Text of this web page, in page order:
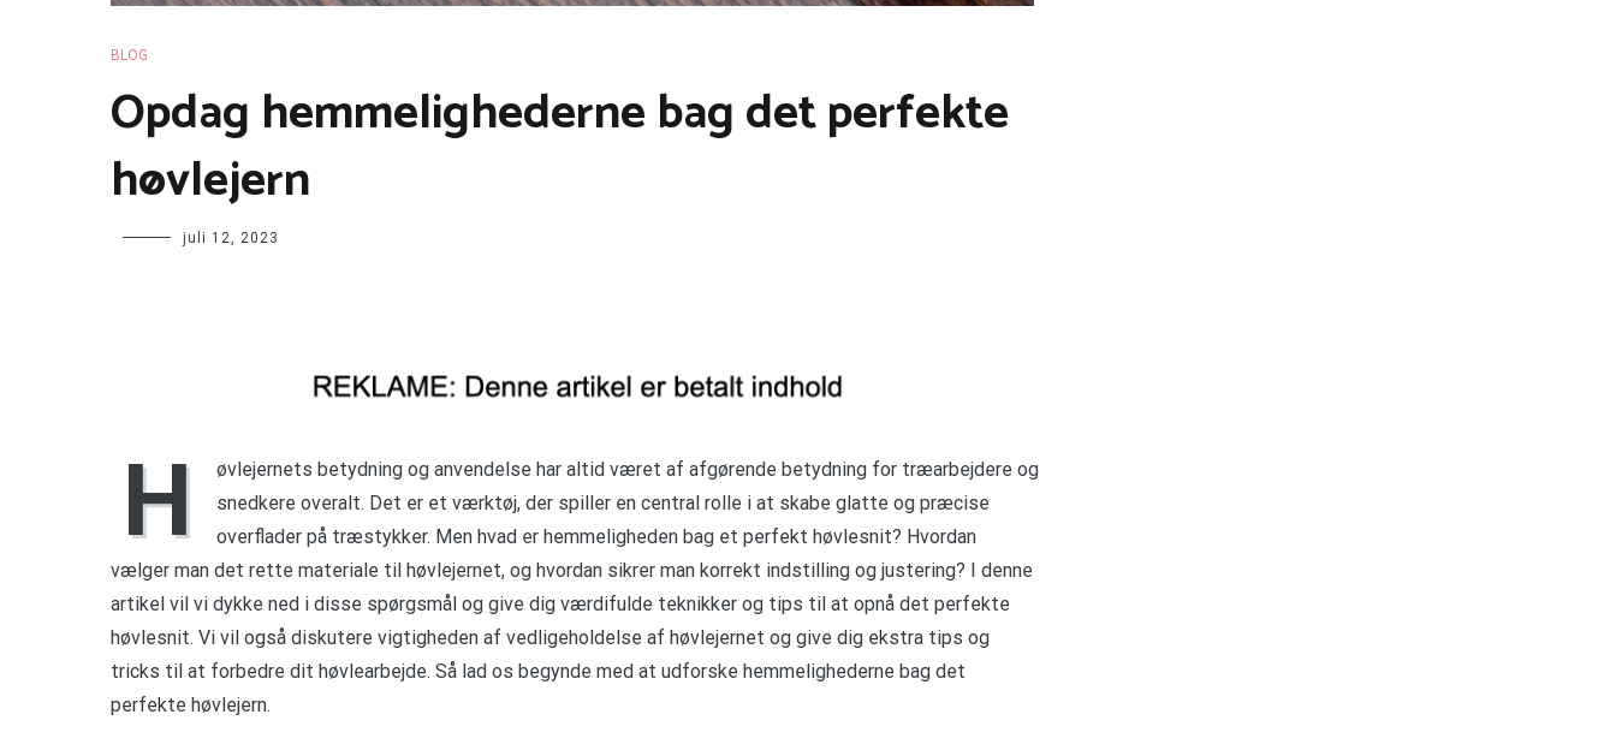
BLOG
Opdag hemmelighederne bag det perfekte
høvlejern
juli 12, 2023
H
øvlejernets betydning og anvendelse har altid været af afgørende betydning for træarbejdere og
snedkere overalt. Det er et værktøj, der spiller en central rolle i at skabe glatte og præcise
overflader på træstykker. Men hvad er hemmeligheden bag et perfekt høvlesnit? Hvordan
vælger man det rette materiale til høvlejernet, og hvordan sikrer man korrekt indstilling og justering? I denne
artikel vil vi dykke ned i disse spørgsmål og give dig værdifulde teknikker og tips til at opnå det perfekte
høvlesnit. Vi vil også diskutere vigtigheden af vedligeholdelse af høvlejernet og give dig ekstra tips og
tricks til at forbedre dit høvlearbejde. Så lad os begynde med at udforske hemmelighederne bag det
perfekte høvlejern.